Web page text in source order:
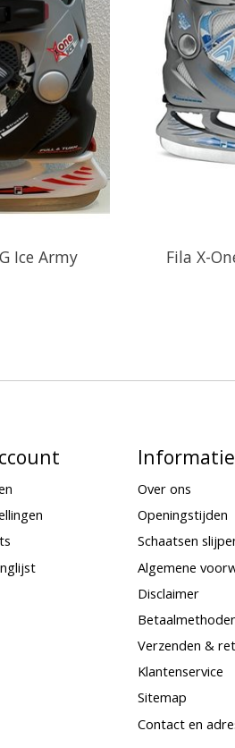
Ice Army
Fila X-
Informatie
Over ons
Openingstijden
Schaatsen
Algemene
Disclaimer
Verzenden &
Klantenservice
Sitemap
Contact en